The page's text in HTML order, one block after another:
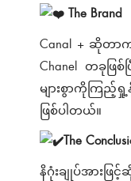
The Brand
Canal + ဆိုတာ
Chanel တခုဖြစ်ပ
များစွာကိုကြည့်
ဖြစ်ပါတယ်။
The
နိဂုံးချုပ်အားဖ